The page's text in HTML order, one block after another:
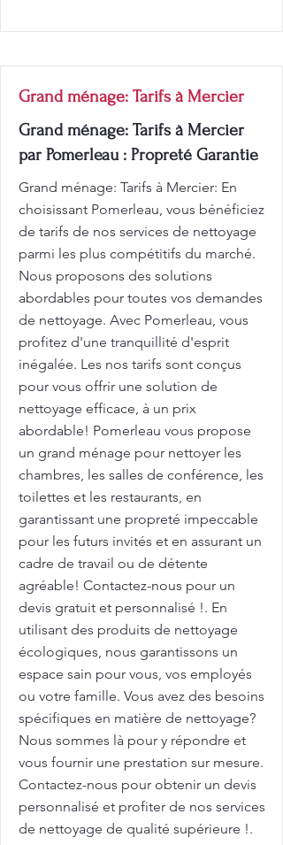
Grand ménage: Tarifs à Mercier
Grand ménage: Tarifs à Mercier
par Pomerleau : Propreté Garantie
Grand ménage: Tarifs à Mercier: En
choisissant Pomerleau, vous bénéficiez
de tarifs de nos services de nettoyage
parmi les plus compétitifs du marché.
Nous proposons des solutions
abordables pour toutes vos demandes
de nettoyage. Avec Pomerleau, vous
profitez d'une tranquillité d'esprit
inégalée. Les nos tarifs sont conçus
pour vous offrir une solution de
nettoyage efficace, à un prix
abordable! Pomerleau vous propose
un grand ménage pour nettoyer les
chambres, les salles de conférence, les
toilettes et les restaurants, en
garantissant une propreté impeccable
pour les futurs invités et en assurant un
cadre de travail ou de détente
agréable! Contactez-nous pour un
devis gratuit et personnalisé !. En
utilisant des produits de nettoyage
écologiques, nous garantissons un
espace sain pour vous, vos employés
ou votre famille. Vous avez des besoins
spécifiques en matière de nettoyage?
Nous sommes là pour y répondre et
vous fournir une prestation sur mesure.
Contactez-nous pour obtenir un devis
personnalisé et profiter de nos services
de nettoyage de qualité supérieure !.